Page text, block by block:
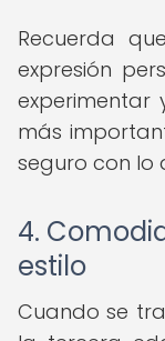
Recuerda
expresión
experimentar
más
seguro con lo
4.
estilo
Cuando se